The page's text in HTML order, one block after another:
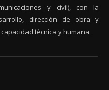
y civil), con la
dirección de obra y
técnica y humana.